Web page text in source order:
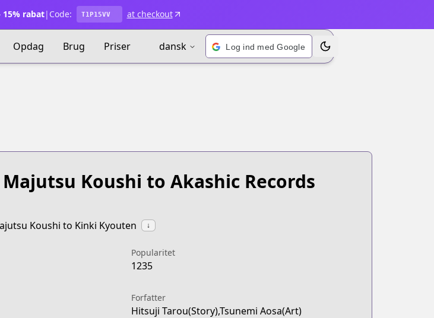
rabat| Code: T1P15VV at checkout
Opdag Brug Priser dansk Log ind med Google Skift emne
Koushi to Akashic Records
Koushi to Kinki Kyouten ↓
Popularitet
1235
Forfatter
Hitsuji Tarou(Story),Tsunemi Aosa(Art)